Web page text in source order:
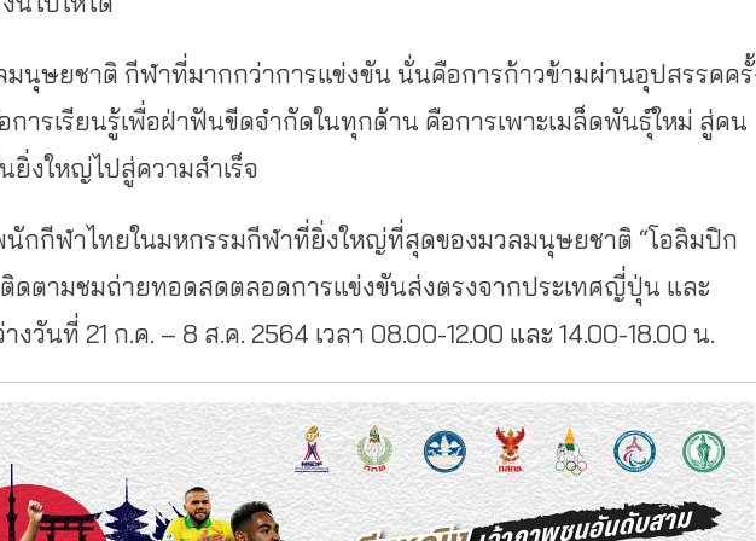
นุษยชาติ กีฬาที่มากกว่าการแข่งขัน นั่นคือการก้าวข้ามผ่านอุปสรรคค
ารเรียนรู้เพื่อฝ่าฟันขีดจำกัดในทุกด้าน คือการเพาะเมล็ดพันธุ์ใหม่ สู่คน
ยิ่งใหญ่ไปสู่ความสำเร็จ
นักกีฬาไทยในมหกรรมกีฬาที่ยิ่งใหญ่ที่สุดของมวลมนุษยชาติ “โอลิมปิก
ติดตามชมถ่ายทอดสดตลอดการแข่งขันส่งตรงจากประเทศญี่ปุ่น และ
งวันที่ 21 ก.ค. – 8 ส.ค. 2564 เวลา 08.00-12.00 และ 14.00-18.00 น.